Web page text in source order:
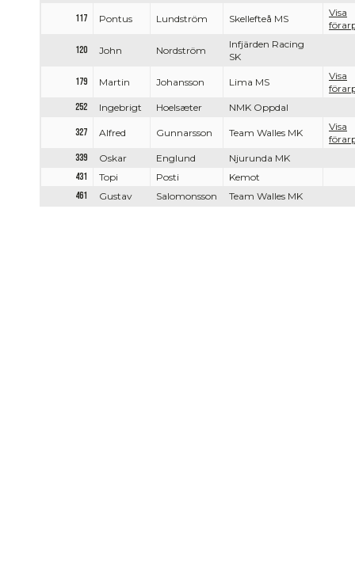
117 Pontus Lundström Skellefteå MS
Visa
120 John Nordström
Infjärden Racing
SK
179 Martin Johansson Lima MS
Visa
252
Ingebrigt Hoelsæter NMK Oppdal
327 Alfred Gunnarsson Team Walles MK
Visa
339
Oskar Englund
Njurunda MK
431
Topi Posti
Kemot
461
Gustav Salomonsson Team Walles MK